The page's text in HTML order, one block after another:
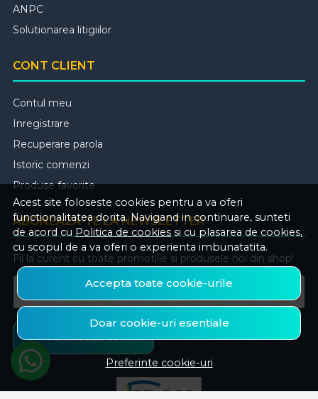
Acest site foloseste cookies pentru a va oferi
functionalitatea dorita. Navigand in continuare, sunteti
de acord cu Politica de cookies si cu plasarea de cookies,
cu scopul de a va oferi o experienta imbunatatita.
Accepta toate cookie-urile
Doar cookie-uri esentiale
Preferinte cookie-uri
ANPC
Solutionarea litigiilor
CONT CLIENT
Contul meu
Inregistrare
Recuperare parola
Istoric comenzi
Produse favorite
ABONEAZA-TE LA NEWSLETTER
Fii la curent cu toate promotiile si produsele noi din shop!
Aboneaza-te